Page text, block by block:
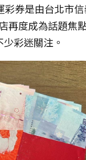
券是由台北市
再度成為話題焦
彩迷關注。